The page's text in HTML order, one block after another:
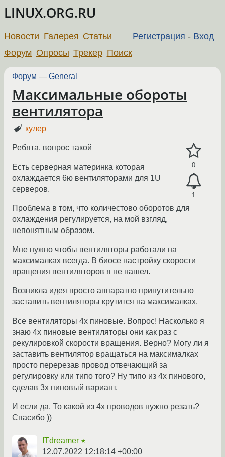
LINUX.ORG.RU
Регистрация - Вход
Новости Галерея Статьи
Форум Опросы Трекер Поиск
Форум — General
Максимальные обороты
вентилятора
кулер
0
1
Ребята, вопрос такой
Есть серверная материнка которая
охлаждается 6ю вентиляторами для 1U
серверов.
Проблема в том, что количестово оборотов для
охлаждения регулируется, на мой взгляд,
непонятным образом.
Мне нужно чтобы вентиляторы работали на
максималках всегда. В биосе настройку скорости
вращения вентиляторов я не нашел.
Возникла идея просто аппаратно принутительно
заставить вентиляторы крутится на максималках.
Все вентиляторы 4х пиновые. Вопрос! Насколько я
знаю 4х пиновые вентиляторы они как раз с
рекулировкой скорости вращения. Верно? Могу ли я
заставить вентилятор вращаться на максималках
просто перерезав провод отвечающий за
регулировку или типо того? Ну типо из 4х пинового,
сделав 3х пиновый вариант.
И если да. То какой из 4х проводов нужно резать?
Спасибо ))
ITdreamer ★
12.07.2022 12:18:14 +00:00